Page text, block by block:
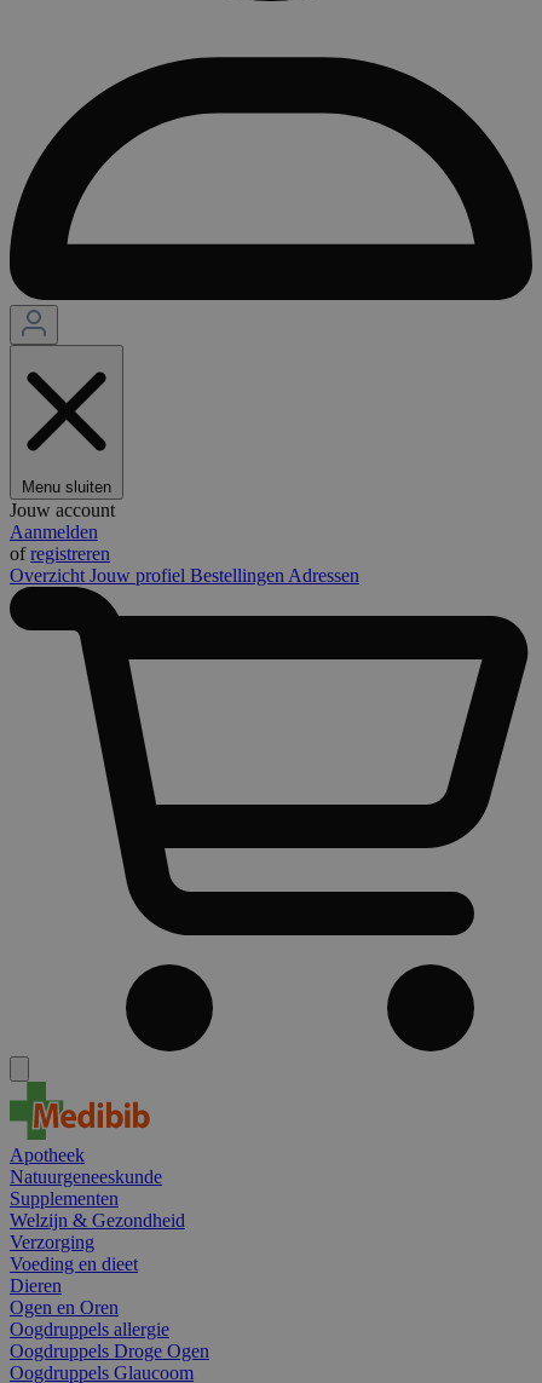
Menu sluiten
Jouw account
Aanmelden
ofregistreren
Overzicht Jouw profiel Bestellingen Adressen
Apotheek
Natuurgeneeskunde
Supplementen
Welzijn & Gezondheid
Verzorging
Voeding en dieet
Dieren
Ogen en Oren
Oogdruppels allergie
Oogdruppels Droge Ogen
Oogdruppels Glaucoom